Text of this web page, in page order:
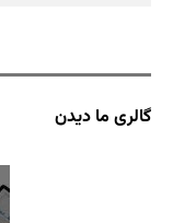
گالری ما دیدن